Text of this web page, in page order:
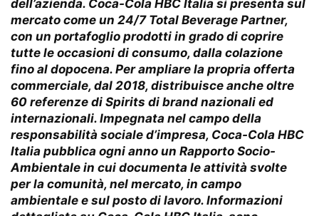
dell’azienda. Coca-Cola HBC Italia si presenta sul
mercato come un 24/7 Total Beverage Partner,
con un portafoglio prodotti in grado di coprire
tutte le occasioni di consumo, dalla colazione
fino al dopocena. Per ampliare la propria offerta
commerciale, dal 2018, distribuisce anche oltre
60 referenze di Spirits di brand nazionali ed
internazionali. Impegnata nel campo della
responsabilità sociale d’impresa, Coca-Cola HBC
Italia pubblica ogni anno un Rapporto Socio-
Ambientale in cui documenta le attività svolte
per la comunità, nel mercato, in campo
ambientale e sul posto di lavoro. Informazioni